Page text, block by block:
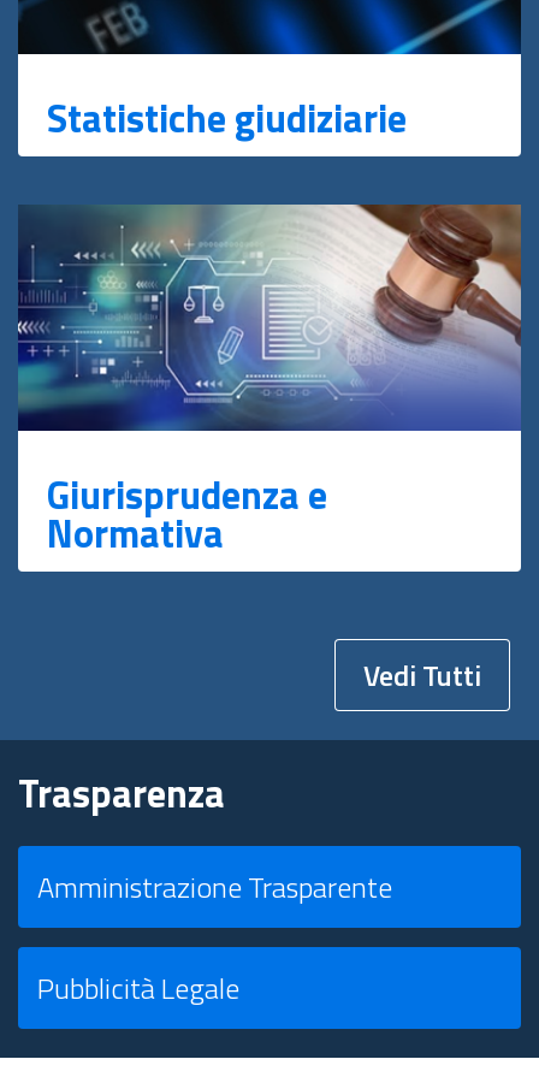
Statistiche giudiziarie
Giurisprudenza e
Normativa
Vedi Tutti
Trasparenza
Amministrazione Trasparente
Pubblicità Legale